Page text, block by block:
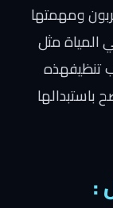
ومهمتها
المياة مثل
تنظيفهذه
كل 14 يوم وينصح باستبدالها
: